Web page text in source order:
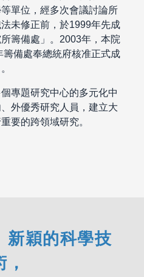
單位，經多次會議討論所
未修正前，於1999年先成
籌備處」。2003年，本院
備處奉總統府核准正式成
專題研究中心的多元化中
外優秀研究人員，建立大
要的跨領域研究。
新穎的科學技
，